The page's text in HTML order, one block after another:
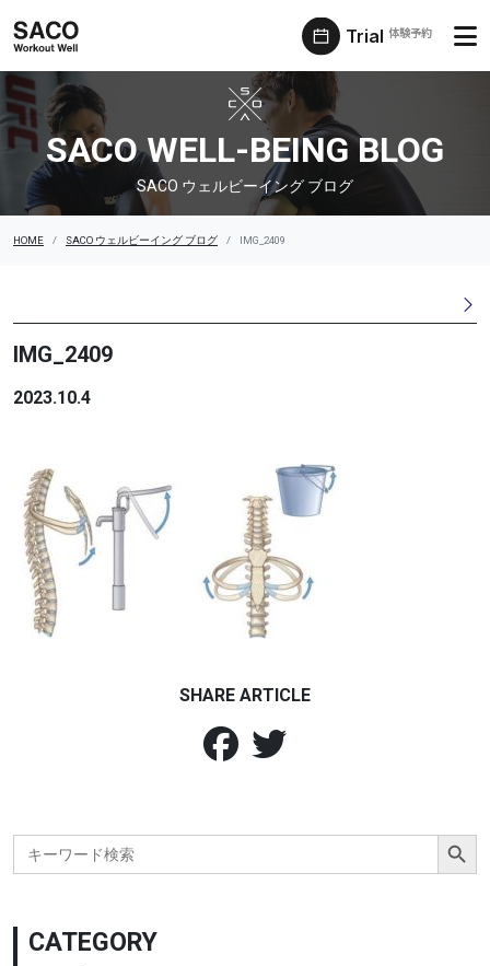
Trial 体験予約
SACO ウェルビーイング ブログ
SACO WELL-BEING BLOG
SACO ウェルビーイング ブログ
HOME SACO ウェルビーイング ブログ IMG_2409
IMG_2409
2023.10.4
SHARE ARTICLE
Search
for:
Search Button
CATEGORY